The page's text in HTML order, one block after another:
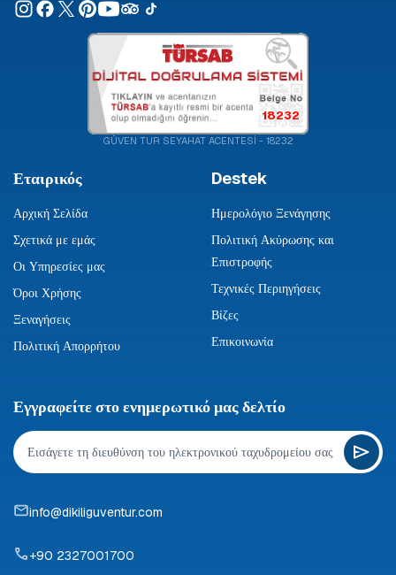
18232
GÜVEN TUR SEYAHAT ACENTESİ - 18232
Εταιρικός
Αρχική Σελίδα
Σχετικά με εμάς
Οι Υπηρεσίες μας
Όροι Χρήσης
Ξεναγήσεις
Πολιτική Απορρήτου
Destek
Ημερολόγιο Ξενάγησης
Πολιτική Ακύρωσης και
Επιστροφής
Τεχνικές Περιηγήσεις
Βίζες
Επικοινωνία
Εγγραφείτε στο ενημερωτικό μας δελτίο
info@dikiliguventur.com
+90 2327001700